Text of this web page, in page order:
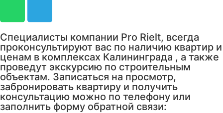
Специалисты компании Pro Rielt, всегда
проконсультируют вас по наличию квартир и
ценам в комплексах Калининграда , а также
проведут экскурсию по строительным
объектам. Записаться на просмотр,
забронировать квартиру и получить
консультацию можно по телефону или
заполнить форму обратной связи: